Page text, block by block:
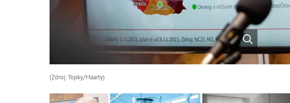
(Zdroj: Topky/Maarty)